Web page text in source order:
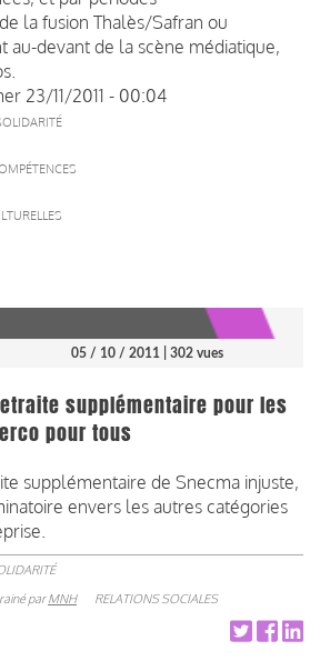
la fusion Thalès/Safran ou
au-devant de la scène médiatique,
23/11/2011 - 00:04
05 / 10 / 2011 | 302 vues
supplémentaire pour les
pour tous
supplémentaire de Snecma injuste,
envers les autres catégories
parMNH RELATIONS SOCIALES